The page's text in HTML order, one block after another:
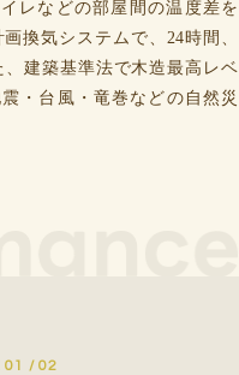
レなどの部屋間の温度差を
換気システムで、24時間、
建築基準法で木造最高レベ
・台風・竜巻などの自然災
01 / 02